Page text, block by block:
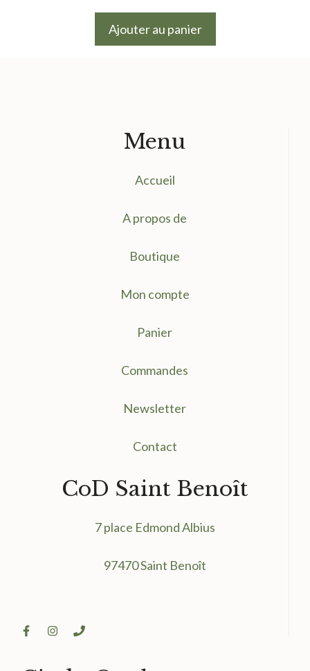
actuel
Ajouter au panier
Menu
Accueil
A propos de
Boutique
Mon compte
Panier
Commandes
Newsletter
Contact
CoD Saint Benoît
7 place Edmond Albius
97470 Saint Benoît